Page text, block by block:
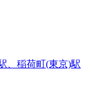
、稲荷町(東京)駅